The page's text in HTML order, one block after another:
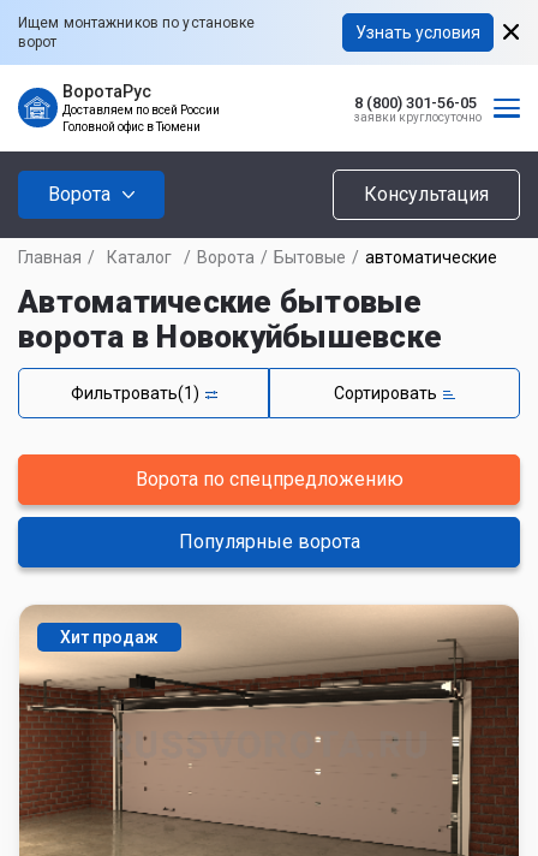
Ищем монтажников по установке
ворот
Узнать условия
ВоротаРус
Доставляем по всей России
Головной офис в Тюмени
8 (800) 301-56-05
заявки круглосуточно
Ворота Консультация
Главная / Каталог / Ворота / Бытовые / автоматические
Автоматические бытовые
ворота в Новокуйбышевске
Фильтровать(1) Сортировать
Ворота по спецпредложению
Популярные ворота
Хит продаж